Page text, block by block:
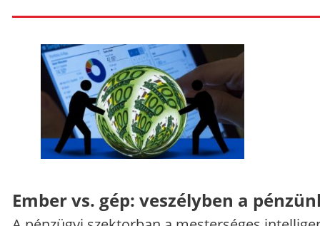
Ember vs. gép: veszélyben a